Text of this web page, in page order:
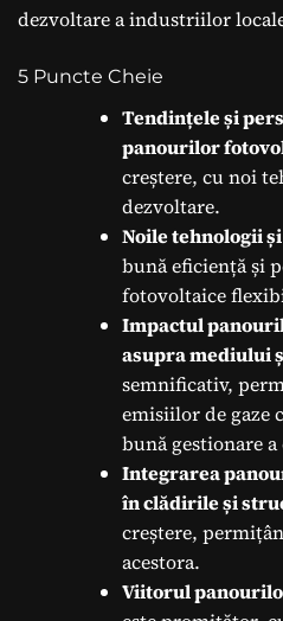
dezvoltare a industriilor
5 Puncte Cheie
Tendințele și
panourilor
creștere, cu noi
dezvoltare.
Noile tehnologii
bună eficiență și
fotovoltaice
Impactul
asupra mediului
semnificativ,
emisiilor de gaze
bună gestionare
Integrarea
în clădirile și
creștere,
acestora.
Viitorul